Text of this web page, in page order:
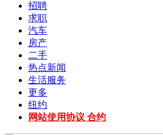
招聘
求职
汽车
房产
二手
热点新闻
生活服务
更多
纽约
网站使用协议 合约